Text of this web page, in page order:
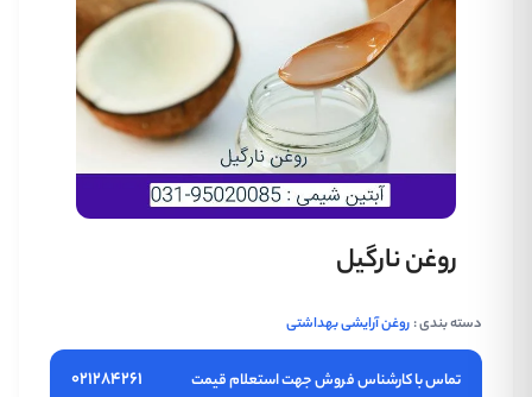
روغن نارگیل
دسته بندی : روغن آرایشی بهداشتی
تماس با کارشناس فروش جهت استعلام قیمت ۰۲۱۲۸۴۲۶۱